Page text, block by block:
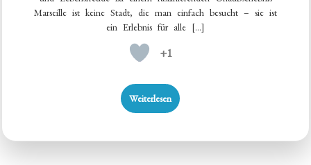
Marseille ist keine Stadt, die man einfach besucht – sie ist
ein Erlebnis für alle […]
+1
Weiterlesen